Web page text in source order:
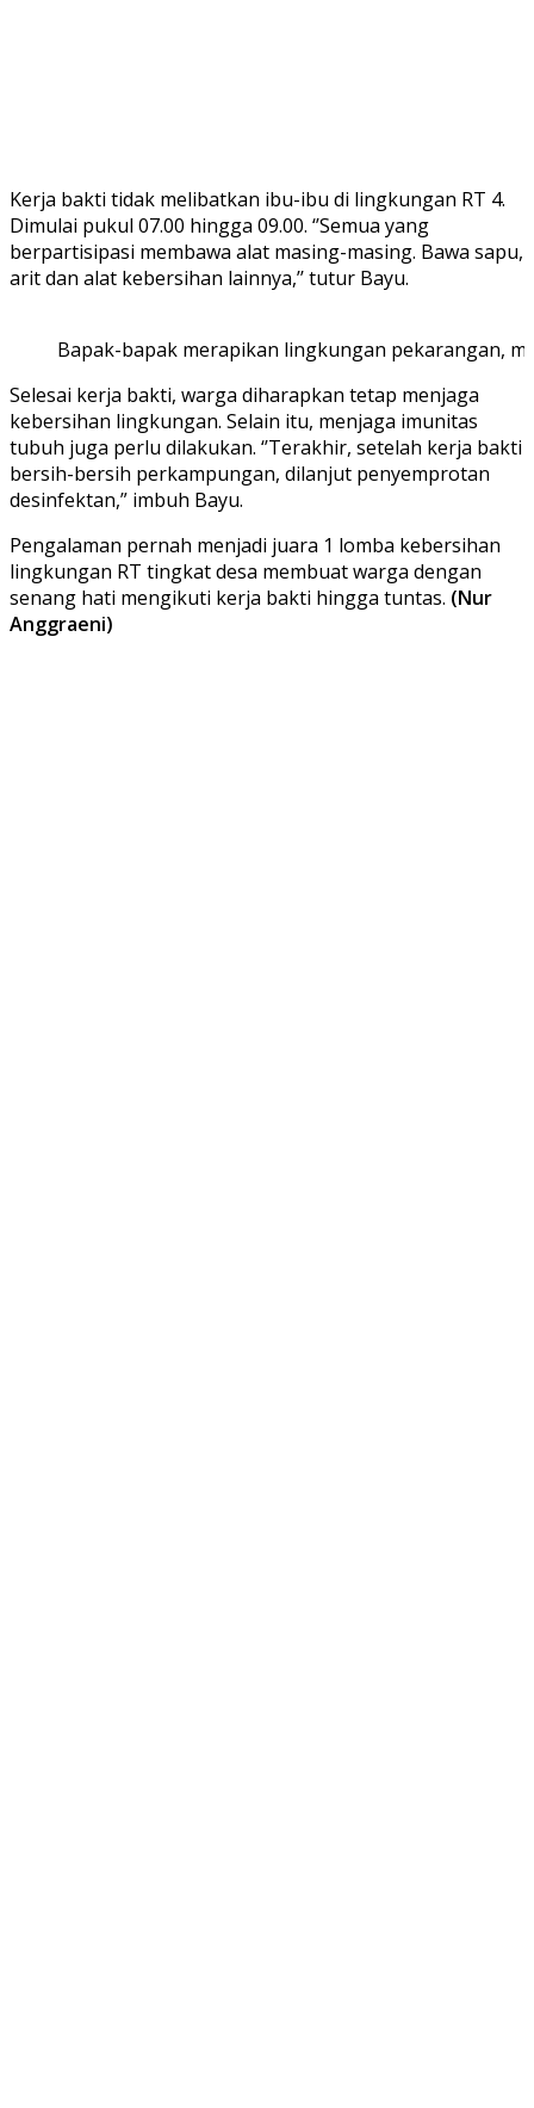
Kerja bakti tidak melibatkan ibu-ibu di lingkungan RT 4.
Dimulai pukul 07.00 hingga 09.00. ‘’Semua yang
berpartisipasi membawa alat masing-masing. Bawa sapu,
arit dan alat kebersihan lainnya,’’ tutur Bayu.
Bapak-bapak merapikan lingkungan pekarangan,
Selesai kerja bakti, warga diharapkan tetap menjaga
kebersihan lingkungan. Selain itu, menjaga imunitas
tubuh juga perlu dilakukan. ‘’Terakhir, setelah kerja bakti
bersih-bersih perkampungan, dilanjut penyemprotan
desinfektan,” imbuh Bayu.
Pengalaman pernah menjadi juara 1 lomba kebersihan
lingkungan RT tingkat desa membuat warga dengan
senang hati mengikuti kerja bakti hingga tuntas. (Nur
Anggraeni)